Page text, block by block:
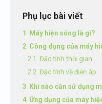
Phụ lục bài viết
Máy hiện sóng là gì?
Công dụng của máy
Đặc tính thời gian
Đặc tính về điện áp
Khi nào cần sử dụng
Ứng dụng của máy